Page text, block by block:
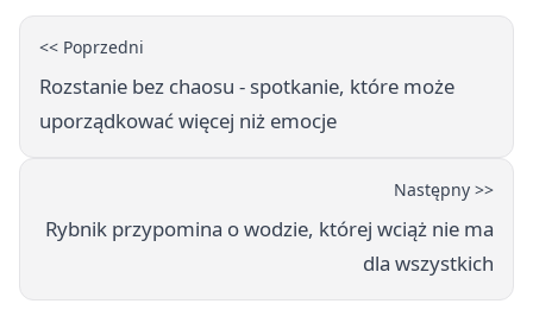
<< Poprzedni
Rozstanie bez chaosu - spotkanie, które może
uporządkować więcej niż emocje
Następny >>
Rybnik przypomina o wodzie, której wciąż nie ma
dla wszystkich